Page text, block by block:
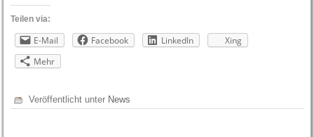
Teilen via:
E-Mail Facebook LinkedIn
Xing
Mehr
Veröffentlicht unter News